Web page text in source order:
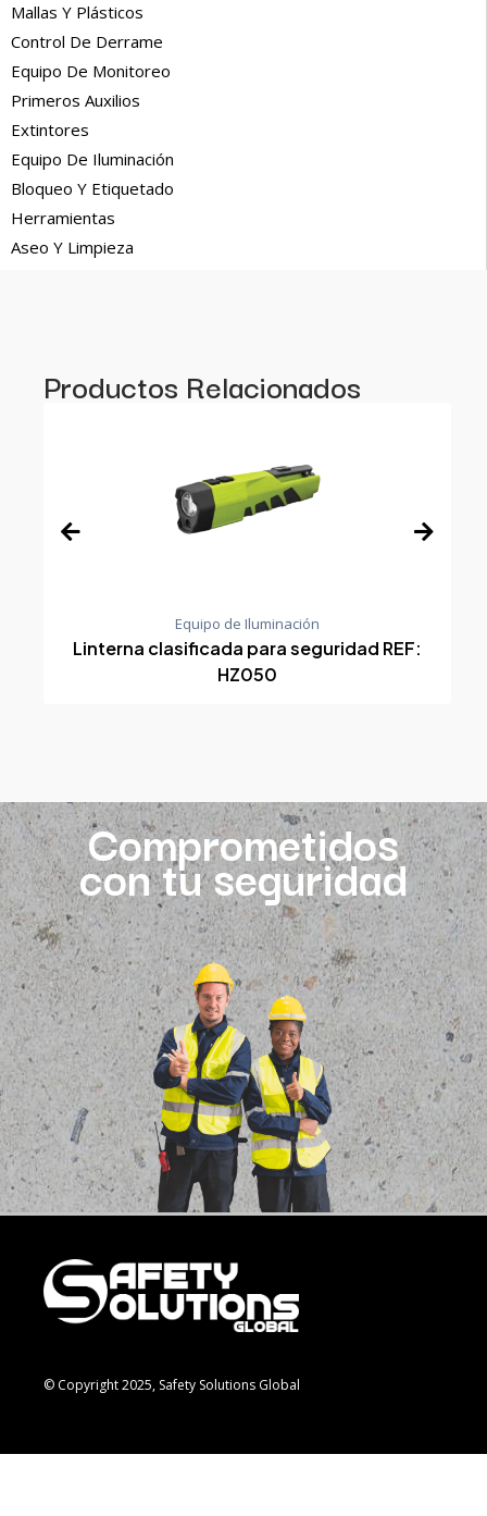
Mallas Y Plásticos
Control De Derrame
Equipo De Monitoreo
Primeros Auxilios
Extintores
Equipo De Iluminación
Bloqueo Y Etiquetado
Herramientas
Aseo Y Limpieza
Productos Relacionados
Equipo de Iluminación
Linterna clasificada para seguridad REF:
HZ050
Comprometidos
con tu seguridad
© Copyright 2025, Safety Solutions Global